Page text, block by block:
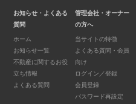
お知らせ・よくある
質問
ホーム
お知らせ一覧
不動産に関するお役
立ち情報
よくある質問
管理会社・オーナー
の方へ
当サイトの特徴
よくある質問・会員
向け
ログイン／登録
会員登録
パスワード再設定